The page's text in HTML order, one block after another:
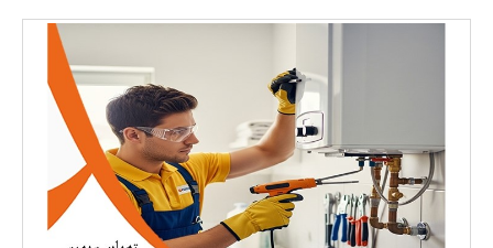
بانک، بیمه و سرمایه
مسکن و ساختمان